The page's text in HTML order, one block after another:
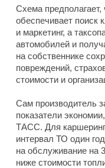
Схема предполагает,
обеспечивает поиск
и маркетинг, а
автомобилей и
на собственнике
повреждений,
стоимости и
Сам производитель
показатели
ТАСС. Для
интервал ТО один
на обслуживание на
ниже стоимости